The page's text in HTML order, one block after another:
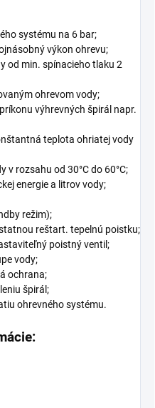
systému na 6 bar;
výkon ohrevu;
od min. spínacieho tlaku 2
ohrevom vody;
výhrevných špirál napr.
teplota ohriatej vody
v rozsahu od 30°C do 60°C;
energie a litrov vody;
režim);
reštart. tepelnú poistku;
poistný ventil;
vody;
ochrana;
špirál;
ohrevného systému.